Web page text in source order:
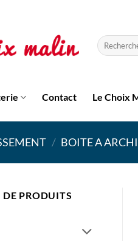
Recherche
pour :
Contact Le Choix
/ BOITE A
DE PRODUITS